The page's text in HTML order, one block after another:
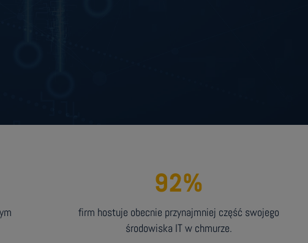
92%
firm hostuje obecnie przynajmniej część swojego
środowiska IT w chmurze.